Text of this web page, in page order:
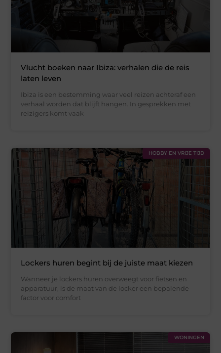
Vlucht boeken naar Ibiza: verhalen die de reis
laten leven
Ibiza is een bestemming waar veel reizen achteraf een
verhaal worden dat blijft hangen. In gesprekken met
reizigers komt vaak
HOBBY EN VRIJE TIJD
Lockers huren begint bij de juiste maat kiezen
Wanneer je lockers huren overweegt voor fietsen en
apparatuur, is de maat van de locker een bepalende
factor voor comfort
WONINGEN